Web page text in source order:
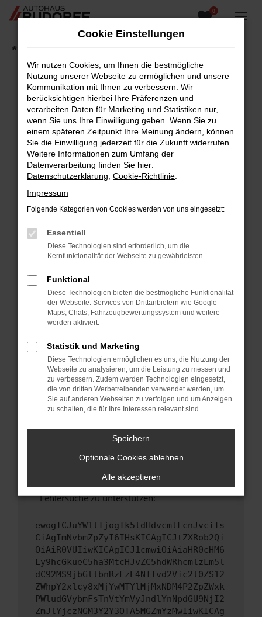
Zum
0
Fehler: Network Error
Beim Laden ist ein Fehler aufgetreten.
Hier sind ein paar Tipps, die dir helfen können:
Überprüfe deine Firewall und deine
Internetverbindung.
Laden andere Webseiten, zum Beispiel deine
Suchmaschine?
Prüfe deine Browsererweiterungen.
Manche Erweiterungen, wie Werbeblocker,
können das Laden bestimmter Seiten
verhindern. Funktioniert die Seite in einem
Fenster?
Starte dein Gerät neu.
Das kann manchmal helfen, vorübergehende
Probleme zu beheben.
Betriebssystem auf dem neuesten Stand
sind.
Veraltete Software birgt nicht nur ein
Sicherheitsrisiko, sondern kann auch dazu
führen, dass bestimmte Funktionen nicht mehr
unterstützt werden.
Wende dich an den Webseitenbetreiber.
Wenn du alle oben genannten Schritte versucht
hast, kontaktiere uns bitte. Wir werden
versuchen, das Problem zu beheben. Du kannst
uns diesen Text schicken, um uns bei der
Fehlersuche zu unterstützen:
ewogICJuYW1lIjogIk5ldHdvcmtFcnJvciIs
CiAgImNvbmZpZyI6IHsKICAgICJtZXRob2Qi
OiAiR0VUIiwKICAgICJ1cmwiOiAiaHR0cHM6
Ly9hcGkueC5ha3MtcHJvZC5hdWRhcmlzLm5l
dC92MS9jbGllbnRzLzE4NTIvd2Vic2l0ZS12
ZWhpY2xlcy8xMjYwMTYlMjMxNDM4P2ZpZWxk
PWludGVybmFsTnVtYmVyJndlYnNpdGU9NjI2
ZmJlYjczNGM3Y2Y3OTA5MGZmYzMwIiwKICAg
Cookie Einstellungen
Wir nutzen Cookies, um Ihnen die bestmögliche
Nutzung unserer Webseite zu ermöglichen und unsere
Kommunikation mit Ihnen zu verbessern. Wir
berücksichtigen hierbei Ihre Präferenzen und
verarbeiten Daten für Marketing und Statistiken nur,
wenn Sie uns Ihre Einwilligung geben. Wenn Sie zu
einem späteren Zeitpunkt Ihre Meinung ändern, können
Sie die Einwilligung jederzeit für die Zukunft widerrufen.
Weitere Informationen zum Umfang der
Datenverarbeitung finden Sie hier:
Datenschutzerklärung Cookie-Richtlinie
Impressum
Folgende Kategorien von Cookies werden von uns eingesetzt:
Essentiell
Diese Technologien sind erforderlich, um die
Kernfunktionalität der Webseite zu gewährleisten.
Funktional
Diese Technologien bieten die bestmögliche Funktionalität
der Webseite. Services von Drittanbietern wie Google
Maps, Chats, Fahrzeugbewertungssystem und weitere
werden aktiviert.
Statistik und Marketing
Diese Technologien ermöglichen es uns, die Nutzung der
Webseite zu analysieren, um die Leistung zu messen und
zu verbessern. Zudem werden Technologien eingesetzt,
die von dritten Werbetreibenden verwendet werden, um
Sie auf anderen Webseiten zu verfolgen und um Anzeigen
zu schalten, die für Ihre Interessen relevant sind.
Speichern
Optionale Cookies ablehnen
Alle akzeptieren